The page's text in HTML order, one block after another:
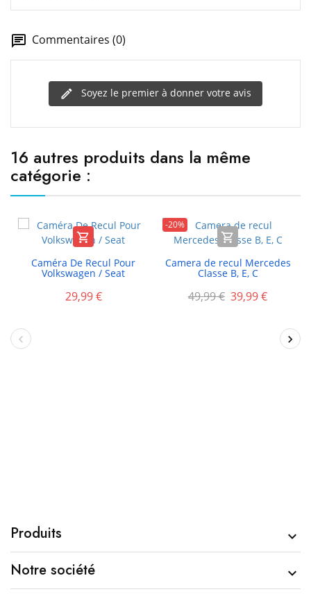
Commentaires (0)
Soyez le premier à donner votre avis
16 autres produits dans la même
catégorie :

Caméra De Recul Pour
Volkswagen / Seat
29,99 €
-20%

Camera de recul Mercedes
Classe B, E, C
49,99 € 39,99 €
Produits 
Notre société 